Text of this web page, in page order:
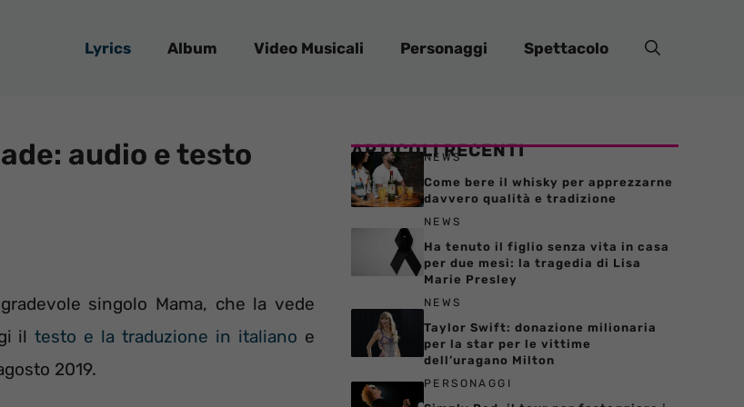
Lyrics Album Video Musicali Personaggi Spettacolo
audio e testo
singolo Mama, che la vede
iltesto e la traduzione in italiano e
2019.
ARTICOLI RECENTI
NEWS
Come bere il whisky per apprezzarne
davvero qualità e tradizione
NEWS
Ha tenuto il figlio senza vita in casa
per due mesi: la tragedia di Lisa
Marie Presley
NEWS
Taylor Swift: donazione milionaria
per la star per le vittime
dell’uragano Milton
PERSONAGGI